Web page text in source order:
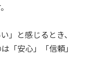
」と感じるとき、
「安心」「信頼」